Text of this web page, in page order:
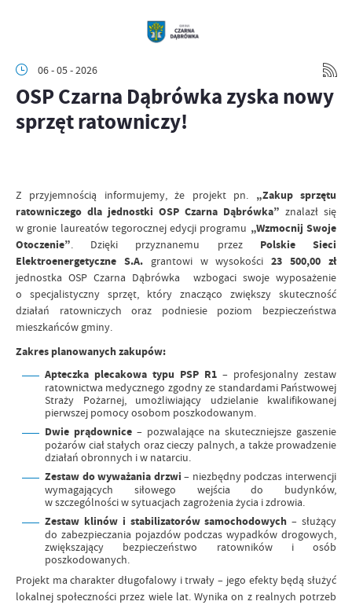
06 - 05 - 2026
OSP Czarna Dąbrówka zyska nowy
sprzęt ratowniczy!
Z przyjemnością informujemy, że projekt pn. „Zakup sprzętu
ratowniczego dla jednostki OSP Czarna Dąbrówka” znalazł się
w gronie laureatów tegorocznej edycji programu „Wzmocnij Swoje
Otoczenie”. Dzięki przyznanemu przez Polskie Sieci
Elektroenergetyczne S.A.grantowi w wysokości23 500,00 zł
jednostka OSP Czarna Dąbrówka wzbogaci swoje wyposażenie
o specjalistyczny sprzęt, który znacząco zwiększy skuteczność
działań ratowniczych oraz podniesie poziom bezpieczeństwa
mieszkańców gminy.
Zakres planowanych zakupów:
Apteczka plecakowa typu PSP R1 – profesjonalny zestaw
ratownictwa medycznego zgodny ze standardami Państwowej
Straży Pożarnej, umożliwiający udzielanie kwalifikowanej
pierwszej pomocy osobom poszkodowanym.
Dwie prądownice– pozwalające na skuteczniejsze gaszenie
pożarów ciał stałych oraz cieczy palnych, a także prowadzenie
działań obronnych i w natarciu.
Zestaw do wyważania drzwi – niezbędny podczas interwencji
wymagających siłowego wejścia do budynków,
w szczególności w sytuacjach zagrożenia życia i zdrowia.
Zestaw klinów i stabilizatorów samochodowych – służący
do zabezpieczania pojazdów podczas wypadków drogowych,
zwiększający bezpieczeństwo ratowników i osób
poszkodowanych.
Projekt ma charakter długofalowy i trwały – jego efekty będą służyć
lokalnej społeczności przez wiele lat. Wynika on z realnych potrzeb